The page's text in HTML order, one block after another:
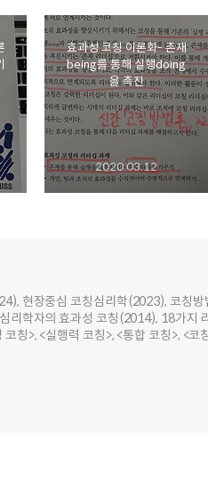
효과성 코칭 이론화- 존재
being를 통해 실행doing
을 촉진
2020.03.12
현장중심 코칭심리학(2023), 코칭
학자의 효과성 코칭(2014), 18가지
칭>, <실행력 코칭>, <통합 코칭>, <코